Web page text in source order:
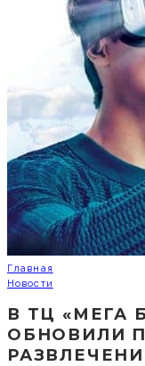
Главная
Новости
В ТЦ «МЕГА
ОБНОВИЛИ